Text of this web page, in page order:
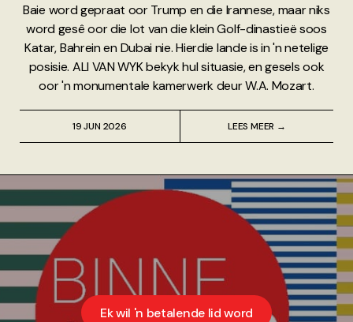
Baie word gepraat oor Trump en die Irannese, maar niks
word gesê oor die lot van die klein Golf-dinastieë soos
Katar, Bahrein en Dubai nie. Hierdie lande is in 'n netelige
posisie. ALI VAN WYK bekyk hul situasie, en gesels ook
oor 'n monumentale kamerwerk deur W.A. Mozart.
19 JUN 2026 LEES MEER →
Ek wil 'n betalende lid word